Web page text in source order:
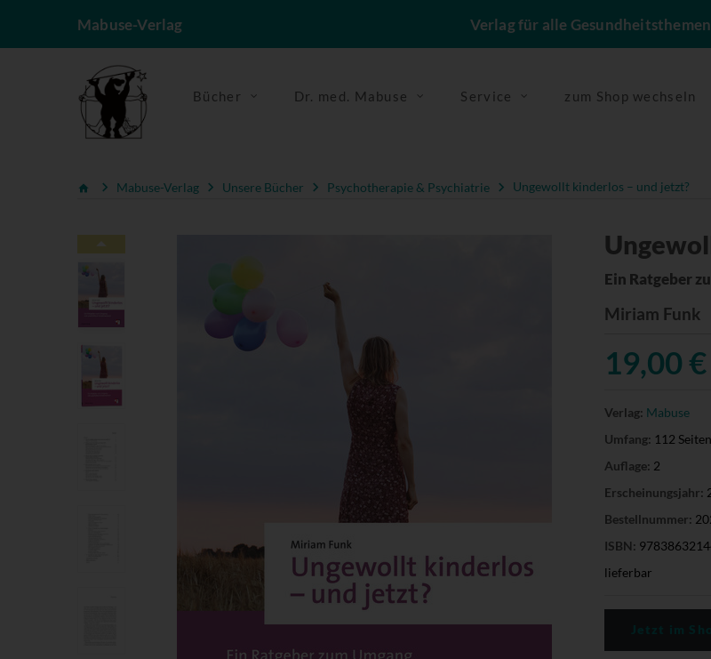
Mabuse-Verlag Verlag für alle Gesundheitsthemen
Bücher Dr. med. Mabuse Service zum Shop wechseln
Mabuse-Verlag Unsere Bücher Psychotherapie & Psychiatrie Ungewollt kinderlos – und jetzt?
Ein Ratgeber
Miriam Funk
19,00 €
Verlag: Mabuse
Umfang: 112 Seiten
Auflage: 2
Erscheinungsjahr:
Bestellnummer:
ISBN:
lieferbar